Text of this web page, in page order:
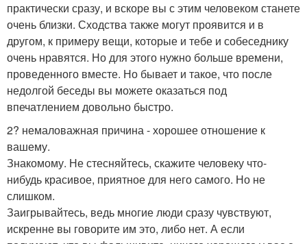
практически сразу, и вскоре вы с этим человеком станете
очень близки. Сходства также могут проявится и в
другом, к примеру вещи, которые и тебе и собеседнику
очень нравятся. Но для этого нужно больше времени,
проведенного вместе. Но бывает и такое, что после
недолгой беседы вы можете оказаться под
впечатлением довольно быстро.
2? немаловажная причина - хорошее отношение к
вашему.
Знакомому. Не стесняйтесь, скажите человеку что-
нибудь красивое, приятное для него самого. Но не
слишком.
Заигрывайтесь, ведь многие люди сразу чувствуют,
искренне вы говорите им это, либо нет. А если